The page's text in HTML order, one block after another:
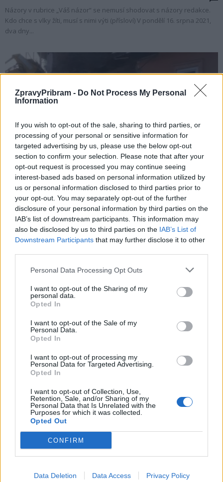
ZpravyPribram - Do Not Process My Personal
Information
If you wish to opt-out of the sale, sharing to third parties, or
processing of your personal or sensitive information for
targeted advertising by us, please use the below opt-out
section to confirm your selection. Please note that after your
opt-out request is processed you may continue seeing
interest-based ads based on personal information utilized by
us or personal information disclosed to third parties prior to
your opt-out. You may separately opt-out of the further
disclosure of your personal information by third parties on the
IAB’s list of downstream participants. This information may
also be disclosed by us to third parties on the IAB’s List of
Downstream Participants that may further disclose it to other
Personal Data Processing Opt Outs
I want to opt-out of the Sharing of my
personal data.
Opted In
I want to opt-out of the Sale of my
Personal Data.
Opted In
I want to opt-out of processing my
Personal Data for Targeted Advertising.
Opted In
I want to opt-out of Collection, Use,
Retention, Sale, and/or Sharing of my
Personal Data that Is Unrelated with the
Purposes for which it was collected.
Opted Out
CONFIRM
Data Deletion Data Access Privacy Policy
Názory v rubrice „Váš názor“ se nemusí shodovat s názory redakce.
Kdo chce s vlky žíti, musí s nimi výti (přísloví) V pondělí 16. srpna 2021,
dva dny...
Váš názor
Tomáš Mosler: „Statik je nadřazený
stavebnímu úřadu“ – zánik domu č.p....
redakce - 19. 8. 2022
Názory v rubrice „Váš názor“ se nemusí shodovat s názory redakce.
PŘÍBRAM – Tomáš Mosler se vrací k událostem okolo zbourání tří domů
na Václavském náměstí v létě loňského...
S Tomášem Moslerem o novinářské ceně,
- 5. 8. 2022
PŘÍBRAM - Do Cynikova podcastu jsem si tentokrát pozval kolegu
publicistu a teké předsedu Osadního výboru Březové Hory Tomáše
Moslera... řeč byla nejen o...